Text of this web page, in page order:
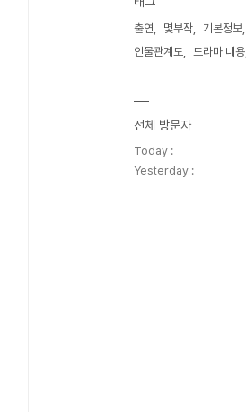
출연 몇부작 기본정보
인물관계도
드라마 내용
전체 방문자
Today :
Yesterday :